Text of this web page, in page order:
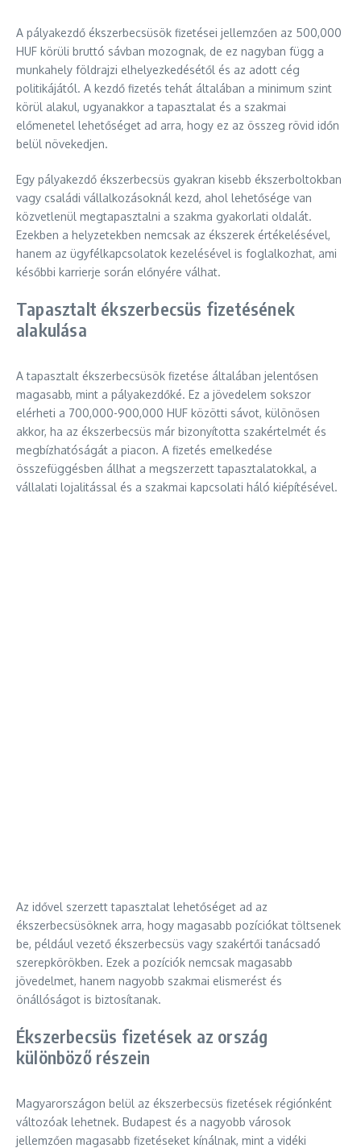
A pályakezdő ékszerbecsüsök fizetései jellemzően az 500,000
HUF körüli bruttó sávban mozognak, de ez nagyban függ a
munkahely földrajzi elhelyezkedésétől és az adott cég
politikájától. A kezdő fizetés tehát általában a minimum szint
körül alakul, ugyanakkor a tapasztalat és a szakmai
előmenetel lehetőséget ad arra, hogy ez az összeg rövid időn
belül növekedjen.
Egy pályakezdő ékszerbecsüs gyakran kisebb ékszerboltokban
vagy családi vállalkozásoknál kezd, ahol lehetősége van
közvetlenül megtapasztalni a szakma gyakorlati oldalát.
Ezekben a helyzetekben nemcsak az ékszerek értékelésével,
hanem az ügyfélkapcsolatok kezelésével is foglalkozhat, ami
későbbi karrierje során előnyére válhat.
Tapasztalt ékszerbecsüs fizetésének
alakulása
A tapasztalt ékszerbecsüsök fizetése általában jelentősen
magasabb, mint a pályakezdőké. Ez a jövedelem sokszor
elérheti a 700,000-900,000 HUF közötti sávot, különösen
akkor, ha az ékszerbecsüs már bizonyította szakértelmét és
megbízhatóságát a piacon. A fizetés emelkedése
összefüggésben állhat a megszerzett tapasztalatokkal, a
vállalati lojalitással és a szakmai kapcsolati háló kiépítésével.
Az idővel szerzett tapasztalat lehetőséget ad az
ékszerbecsüsöknek arra, hogy magasabb pozíciókat töltsenek
be, például vezető ékszerbecsüs vagy szakértői tanácsadó
szerepkörökben. Ezek a pozíciók nemcsak magasabb
jövedelmet, hanem nagyobb szakmai elismerést és
önállóságot is biztosítanak.
Ékszerbecsüs fizetések az ország
különböző részein
Magyarországon belül az ékszerbecsüs fizetések régiónként
változóak lehetnek. Budapest és a nagyobb városok
jellemzően magasabb fizetéseket kínálnak, mint a vidéki